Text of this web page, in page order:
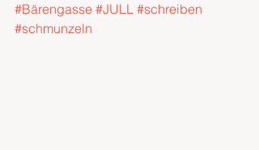
#Bärengasse #JULL #schreiben
#schmunzeln